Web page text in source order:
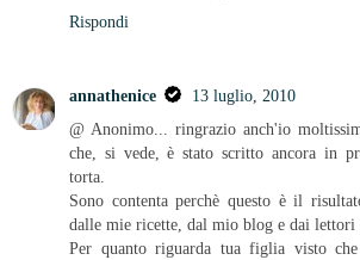
Rispondi
annathenice
13 luglio, 2010
@ Anonimo... ringrazio anch'io
che, si vede, è stato scritto ancora in
torta.
Sono contenta perchè questo è il
dalle mie ricette, dal mio blog e dai lettori
Per quanto riguarda tua figlia visto